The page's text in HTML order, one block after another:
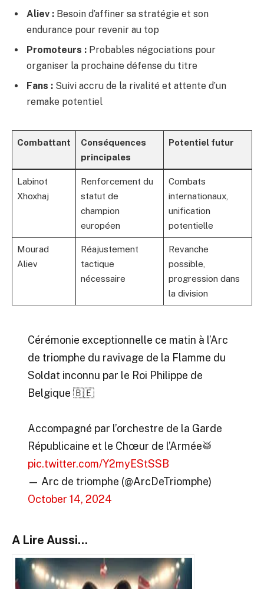
Aliev : Besoin d’affiner sa stratégie et son
endurance pour revenir au top
Promoteurs : Probables négociations pour
organiser la prochaine défense du titre
Fans : Suivi accru de la rivalité et attente d’un
remake potentiel
Combattant
Conséquences
principales
Potentiel futur
Labinot
Xhoxhaj
Renforcement du
statut de
champion
européen
Combats
internationaux,
unification
potentielle
Mourad
Aliev
Réajustement
tactique
nécessaire
Revanche
possible,
progression dans
la division
Cérémonie exceptionnelle ce matin à l’Arc
de triomphe du ravivage de la Flamme du
Soldat inconnu par le Roi Philippe de
Belgique 🇧🇪
Accompagné par l’orchestre de la Garde
Républicaine et le Chœur de l’Armée🥁
pic.twitter.com/Y2myEStSSB
— Arc de triomphe (@ArcDeTriomphe)
October 14, 2024
A Lire Aussi...